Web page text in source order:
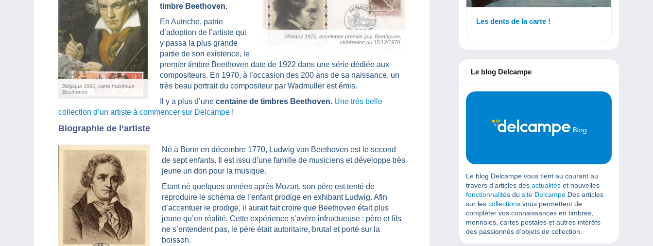
Belgique 1990, carte maximum
Beethoven
Monaco 1970, enveloppe premier jour Beethoven,
oblitération du 15/12/1970.
timbre Beethoven.
En Autriche, patrie
d’adoption de l’artiste qui
y passa la plus grande
partie de son existence, le
premier timbre Beethoven date de 1922 dans une série dédiée aux
compositeurs. En 1970, à l’occasion des 200 ans de sa naissance, un
très beau portrait du compositeur par Wadmuller est émis.
Il y a plus d’une centaine de timbres Beethoven. Une très belle
collection d’un artiste à commencer sur Delcampe !
Biographie de l’artiste
Né à Bonn en décembre 1770, Ludwig van Beethoven est le second
de sept enfants. Il est issu d’une famille de musiciens et développe très
jeune un don pour la musique.
Etant né quelques années après Mozart, son père est tenté de
reproduire le schéma de l’enfant prodige en exhibant Ludwig. Afin
d’accentuer le prodige, il aurait fait croire que Beethoven était plus
jeune qu’en réalité. Cette expérience s’avère infructueuse : père et fils
ne s’entendent pas, le père était autoritaire, brutal et porté sur la
boisson.
Les dents de la carte !
Le blog Delcampe
Le blog Delcampe vous tient au courant au
travers d’articles des actualités et nouvelles
fonctionnalités du site Delcampe Des articles
sur les collections vous permettent de
compléter vos connaissances en timbres,
monnaies, cartes postales et autres intérêts
des passionnés d’objets de collection.